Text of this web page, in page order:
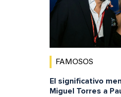
FAMOSOS
El significativo
Miguel Torres a